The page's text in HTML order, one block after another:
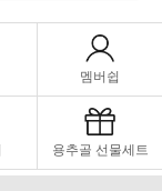
멤버쉽
용추골 선물세트